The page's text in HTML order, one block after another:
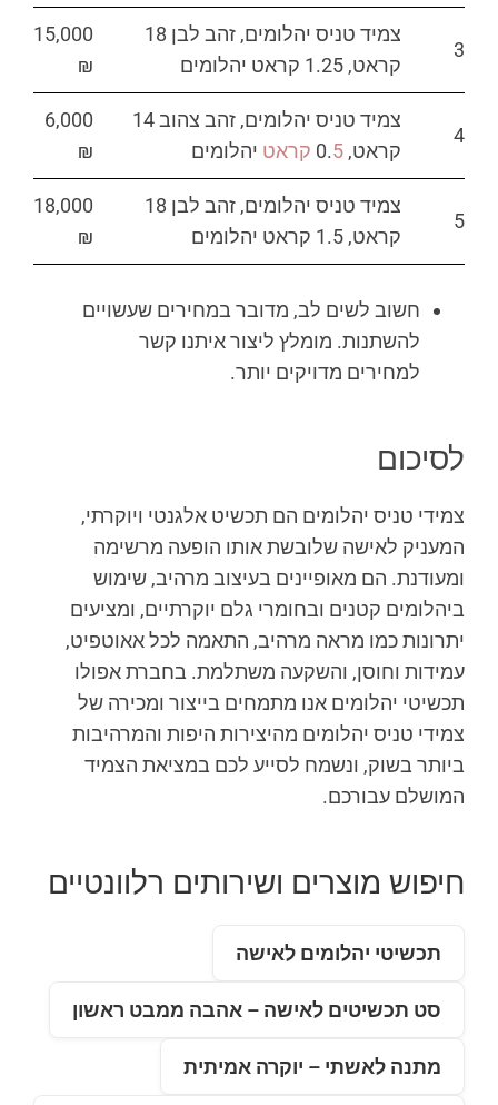
3
צמיד טניס יהלומים, זהב לבן 18
קראט, 1.25 קראט יהלומים
15,000
₪
4
צמיד טניס יהלומים, זהב צהוב 14
קראט, 0. 5 קראט יהלומים
6,000
₪
5
צמיד טניס יהלומים, זהב לבן 18
קראט, 1.5 קראט יהלומים
18,000
₪
חשוב לשים לב, מדובר במחירים שעשויים
להשתנות. מומלץ ליצור איתנו קשר
למחירים מדויקים יותר.
לסיכום
צמידי טניס יהלומים הם תכשיט אלגנטי ויוקרתי,
המעניק לאישה שלובשת אותו הופעה מרשימה
ומעודנת. הם מאופיינים בעיצוב מרהיב, שימוש
ביהלומים קטנים ובחומרי גלם יוקרתיים, ומציעים
יתרונות כמו מראה מרהיב, התאמה לכל אאוטפיט,
עמידות וחוסן, והשקעה משתלמת. בחברת אפולו
תכשיטי יהלומים אנו מתמחים בייצור ומכירה של
צמידי טניס יהלומים מהיצירות היפות והמרהיבות
ביותר בשוק, ונשמח לסייע לכם במציאת הצמיד
המושלם עבורכם.
חיפוש מוצרים ושירותים רלוונטיים
תכשיטי יהלומים לאישה
סט תכשיטים לאישה – אהבה ממבט ראשון
מתנה לאשתי – יוקרה אמיתית